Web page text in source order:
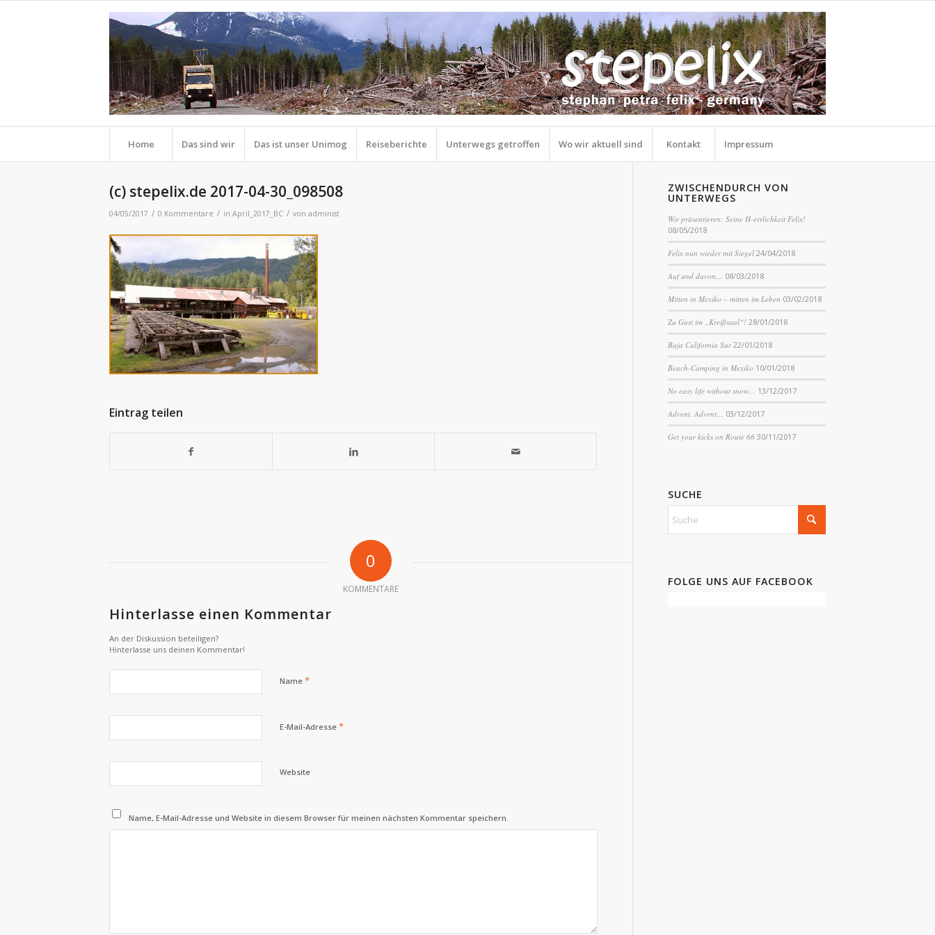
Home Das sind wir Das ist unser Unimog Reiseberichte Unterwegs getroffen Wo wir aktuell sind Kontakt Impressum
(c) stepelix.de 2017-04-30_098508
04/05/2017 / 0 Kommentare / in April_2017_BC / von administ
Eintrag teilen
0
KOMMENTARE
Hinterlasse einen Kommentar
An der Diskussion beteiligen?
Hinterlasse uns deinen Kommentar!
Name *
E-Mail-Adresse *
Website
Name, E-Mail-Adresse und Website in diesem Browser für meinen nächsten Kommentar speichern.
ZWISCHENDURCH VON
UNTERWEGS
Wir präsentieren: Seine H-errlichkeit Felix!
08/05/2018
Felix nun wieder mit Siegel 24/04/2018
Auf und davon… 08/03/2018
Mitten in Mexiko – mitten im Leben 03/02/2018
Zu Gast im „Kreißsaal“! 28/01/2018
Baja California Sur 22/01/2018
Beach-Camping in Mexiko 10/01/2018
No easy life without snow… 13/12/2017
Advent, Advent… 03/12/2017
Get your kicks on Route 66 30/11/2017
SUCHE
FOLGE UNS AUF FACEBOOK